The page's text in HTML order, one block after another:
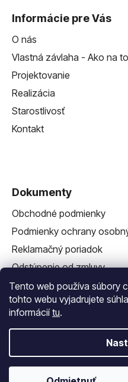
Tento web používa súbory
tohto webu vyjadrujete
informácií tu.
Informácie pre Vás
O nás
Vlastná závlaha - Ako na
Projektovanie
Realizácia
Starostlivosť
Kontakt
Dokumenty
Obchodné podmienky
Podmienky ochrany
Reklamačný poriadok
Odstúpenie od zmluvy
Reklamačný formulár
Vytvoril